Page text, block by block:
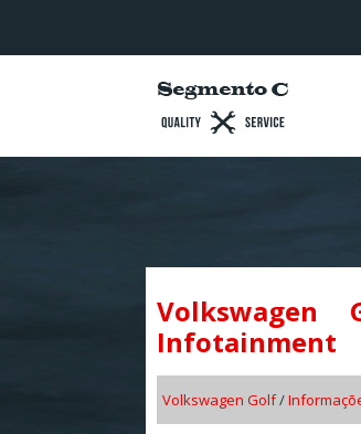
Volkswagen
Infotainment
Volkswagen Golf/